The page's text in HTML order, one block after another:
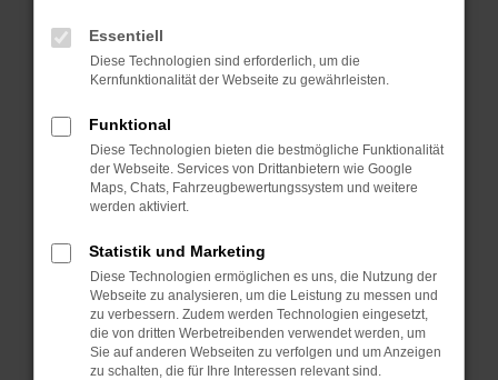
Fehler: Network Error
Beim Laden ist ein Fehler aufgetreten.
Überprüfe deine Firewall und deine
Internetverbindung.
Laden andere Webseiten, zum Beispiel deine
Suchmaschine?
Prüfe deine Browsererweiterungen.
Manche Erweiterungen, wie Werbeblocker,
können das Laden bestimmter Seiten
verhindern. Funktioniert die Seite in einem
anderen Browser oder in einem privaten
Fenster?
Essentiell
Diese Technologien sind erforderlich, um die
Kernfunktionalität der Webseite zu gewährleisten.
Funktional
Diese Technologien bieten die bestmögliche Funktionalität
der Webseite. Services von Drittanbietern wie Google
Maps, Chats, Fahrzeugbewertungssystem und weitere
werden aktiviert.
Statistik und Marketing
Diese Technologien ermöglichen es uns, die Nutzung der
Webseite zu analysieren, um die Leistung zu messen und
zu verbessern. Zudem werden Technologien eingesetzt,
die von dritten Werbetreibenden verwendet werden, um
Sie auf anderen Webseiten zu verfolgen und um Anzeigen
zu schalten, die für Ihre Interessen relevant sind.